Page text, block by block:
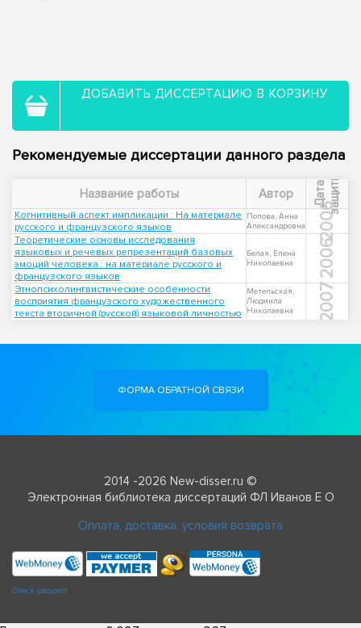
ДОБАВИТЬ ДИССЕРТАЦИЮ В КОРЗИНУ
Рекомендуемые диссертации данного раздела
Название работы Автор Д
а
т
а
з
а
щ
и
ты
Когнитивный аспект импликации : На материале
русского и французского языков
Попова, Анна
Александровна
2006
Теоретические основы исследования
языковых и речевых репрезентаций базовых
эмоций человека : на материале русского и
французского языков
Белая, Елена
Николаевна
2006
Этнопсихолингвистические особенности
восприятия французского художественного
текста вторичной (русской) языковой личностью
Метельская,
Людмила
Николаевна
2007
ФОРМА ОБРАТНОЙ СВЯЗИ
2014 -2026 New-disser.ru ©
Электронная библиотека диссертаций ФЛ Иванов Е О
Оплата, доставка, условия возврата
Check passport